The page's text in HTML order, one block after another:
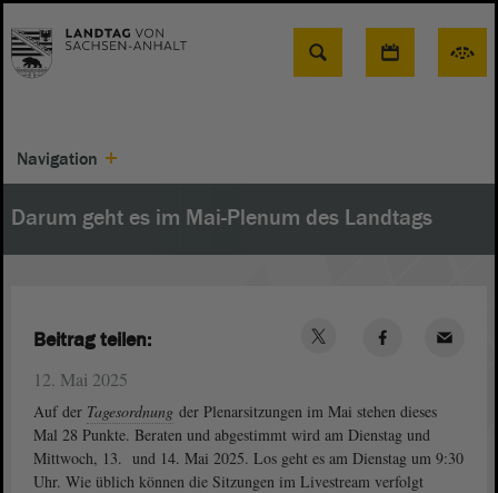
Suche
Navigation
Darum geht es im Mai-Plenum des Landtags
12. Mai 2025
Auf der Tagesordnung der Plenarsitzungen im Mai stehen dieses
Mal 28 Punkte. Beraten und abgestimmt wird am Dienstag und
Mittwoch, 13. und 14. Mai 2025. Los geht es am Dienstag um 9:30
Uhr. Wie üblich können die Sitzungen im Livestream verfolgt
Beitrag teilen: